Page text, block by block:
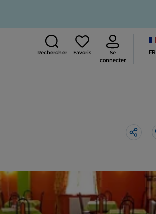
Rechercher Favoris
Se
connecter
FR